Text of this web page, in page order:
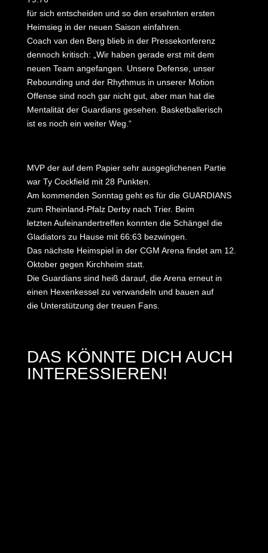
für sich entscheiden und so den ersehnten ersten
Heimsieg in der neuen Saison einfahren.
Coach van den Berg blieb in der Pressekonferenz
dennoch kritisch: „Wir haben gerade erst mit dem
neuen Team angefangen. Unsere Defense, unser
Rebounding und der Rhythmus in unserer Motion
Offense sind noch gar nicht gut, aber man hat die
Mentalität der Guardians gesehen. Basketballerisch
ist es noch ein weiter Weg.“
MVP der auf dem Papier sehr ausgeglichenen Partie
war Ty Cockfield mit 28 Punkten.
Am kommenden Sonntag geht es für die GUARDIANS
zum Rheinland-Pfalz Derby nach Trier. Beim
letzten Aufeinandertreffen konnten die Schängel die
Gladiators zu Hause mit 66:63 bezwingen.
Das nächste Heimspiel in der CGM Arena findet am 12.
Oktober gegen Kirchheim statt.
Die Guardians sind heiß darauf, die Arena erneut in
einen Hexenkessel zu verwandeln und bauen auf
die Unterstützung der treuen Fans.
DAS KÖNNTE DICH AUCH
INTERESSIEREN!